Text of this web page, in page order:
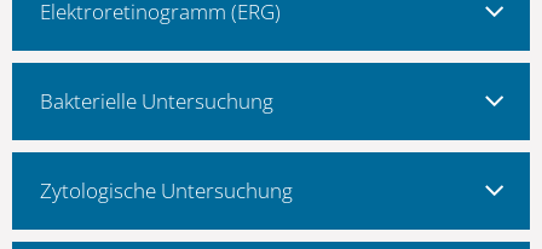
Elektroretinogramm (ERG)
Bakterielle Untersuchung
Zytologische Untersuchung